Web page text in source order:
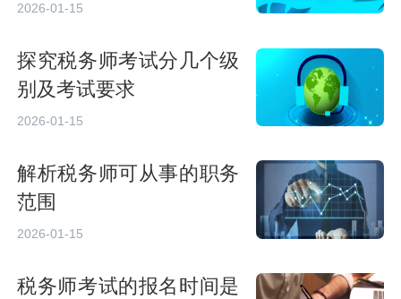
2026-01-15
探究税务师考试分几个级
别及考试要求
2026-01-15
解析税务师可从事的职务
范围
2026-01-15
税务师考试的报名时间是